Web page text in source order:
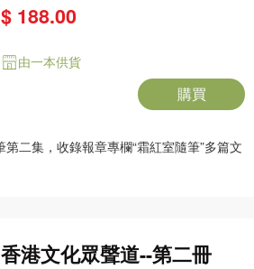
$ 188.00
由一本供貨
購買
二集，收錄報章專欄“霜紅室隨筆”多篇文
香港文化眾聲道--第二冊